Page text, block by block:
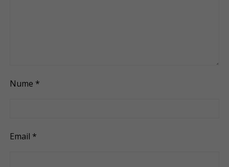
Nume *
Email *